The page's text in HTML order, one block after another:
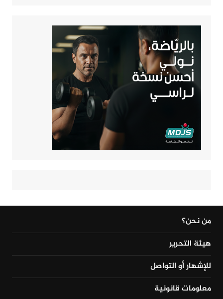
من نحن؟
هيئة التحرير
للإشهار أو التواصل
معلومات قانونية